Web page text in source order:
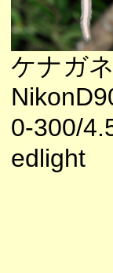
ケナガ
0-300/
edlight